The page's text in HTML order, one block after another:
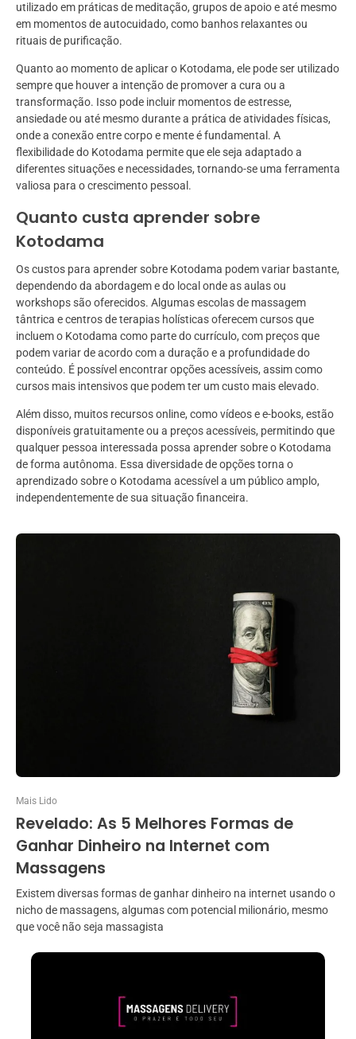
utilizado em práticas de meditação, grupos de apoio e até mesmo
em momentos de autocuidado, como banhos relaxantes ou
rituais de purificação.
Quanto ao momento de aplicar o Kotodama, ele pode ser utilizado
sempre que houver a intenção de promover a cura ou a
transformação. Isso pode incluir momentos de estresse,
ansiedade ou até mesmo durante a prática de atividades físicas,
onde a conexão entre corpo e mente é fundamental. A
flexibilidade do Kotodama permite que ele seja adaptado a
diferentes situações e necessidades, tornando-se uma ferramenta
valiosa para o crescimento pessoal.
Quanto custa aprender sobre
Kotodama
Os custos para aprender sobre Kotodama podem variar bastante,
dependendo da abordagem e do local onde as aulas ou
workshops são oferecidos. Algumas escolas de massagem
tântrica e centros de terapias holísticas oferecem cursos que
incluem o Kotodama como parte do currículo, com preços que
podem variar de acordo com a duração e a profundidade do
conteúdo. É possível encontrar opções acessíveis, assim como
cursos mais intensivos que podem ter um custo mais elevado.
Além disso, muitos recursos online, como vídeos e e-books, estão
disponíveis gratuitamente ou a preços acessíveis, permitindo que
qualquer pessoa interessada possa aprender sobre o Kotodama
de forma autônoma. Essa diversidade de opções torna o
aprendizado sobre o Kotodama acessível a um público amplo,
independentemente de sua situação financeira.
Mais Lido
Revelado: As 5 Melhores Formas de
Ganhar Dinheiro na Internet com
Massagens
Existem diversas formas de ganhar dinheiro na internet usando o
nicho de massagens, algumas com potencial milionário, mesmo
que você não seja massagista